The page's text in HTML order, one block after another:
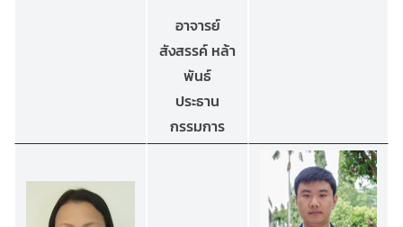
อาจารย์
สังสรรค์ หล้า
พันธ์
ประธาน
กรรมการ